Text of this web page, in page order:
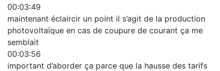
00:03:49
maintenant éclaircir un point il s’agit de la production
photovoltaïque en cas de coupure de courant ça me
semblait
00:03:56
important d’aborder ça parce que la hausse des tarifs